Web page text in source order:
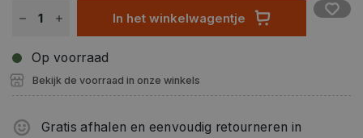
In het winkelwagentje
Op voorraad
Bekijk de voorraad in onze winkels
Gratis afhalen en eenvoudig retourneren in